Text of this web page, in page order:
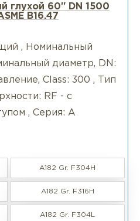
глухой 60" DN 1500
B16.47
, Номинальный
диаметр, DN:
Class: 300 , Тип
RF - с
, Серия: А
A182 Gr. F304H
A182 Gr. F316H
A182 Gr. F304L